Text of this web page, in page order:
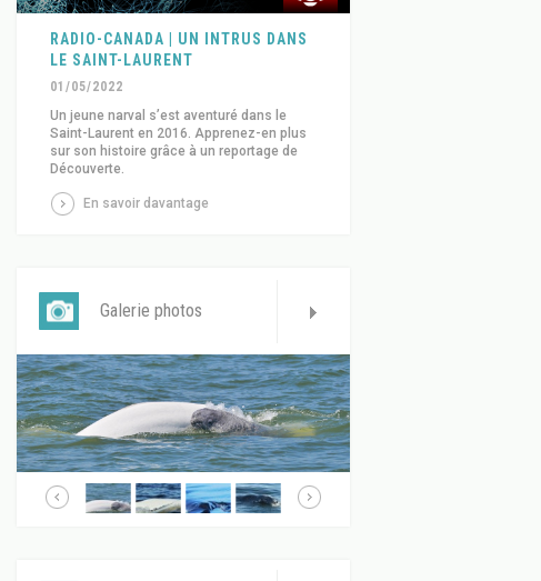
RADIO-CANADA | UN INTRUS DANS
LE SAINT-LAURENT
01/05/2022
Un jeune narval s’est aventuré dans le
Saint-Laurent en 2016. Apprenez-en plus
sur son histoire grâce à un reportage de
Découverte.
En savoir davantage
Galerie photos